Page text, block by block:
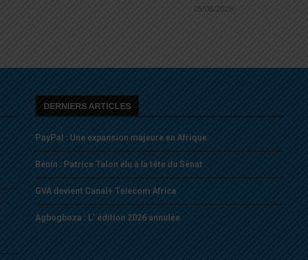
05/08/2026
DERNIERS ARTICLES
PayPal : Une expansion majeure en Afrique
Bénin : Patrice Talon élu à la tête du Sénat
GVA devient Canal+ Telecom Africa
Agbogboza : L’ édition 2026 annulée